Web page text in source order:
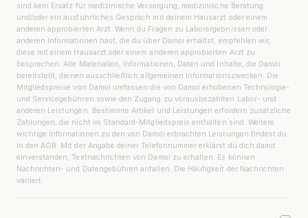
sind kein Ersatz für medizinische Versorgung, medizinische Beratung
und/oder ein ausführliches Gespräch mit deinem Hausarzt oder einem
anderen approbierten Arzt. Wenn du Fragen zu Laborergebnissen oder
anderen Informationen hast, die du über Damoi erhältst, empfehlen wir,
diese mit einem Hausarzt oder einem anderen approbierten Arzt zu
besprechen. Alle Materialien, Informationen, Daten und Inhalte, die Damoi
bereitstellt, dienen ausschließlich allgemeinen Informationszwecken. Die
Mitgliedspreise von Damoi umfassen die von Damoi erhobenen Technologie-
und Servicegebühren sowie den Zugang zu vorausbezahlten Labor- und
anderen Leistungen. Bestimmte Artikel und Leistungen erfordern zusätzliche
Zahlungen, die nicht im Standard-Mitgliedspreis enthalten sind. Weitere
wichtige Informationen zu den von Damoi erbrachten Leistungen findest du
in den AGB. Mit der Angabe deiner Telefonnummer erklärst du dich damit
einverstanden, Textnachrichten von Damoi zu erhalten. Es können
Nachrichten- und Datengebühren anfallen. Die Häufigkeit der Nachrichten
variiert.